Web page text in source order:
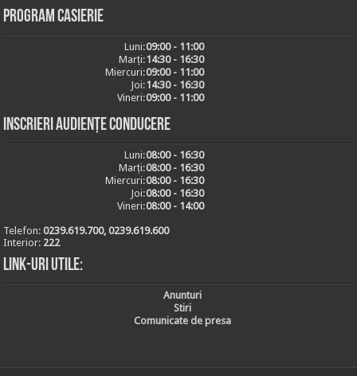
Program casierie
Luni:09:00 - 11:00
Marți:14:30 - 16:30
Miercuri:09:00 - 11:00
Joi:14:30 - 16:30
Vineri:09:00 - 11:00
Inscrieri audiențe conducere
Luni:08:00 - 16:30
Marți:08:00 - 16:30
Miercuri:08:00 - 16:30
Joi:08:00 - 16:30
Vineri:08:00 - 14:00
Telefon:0239.619.700, 0239.619.600
Interior: 222
Link-uri utile:
Anunturi
Stiri
Comunicate de presa